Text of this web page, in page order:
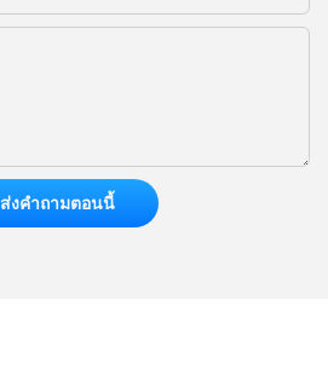
ส่งคำถามตอนนี้